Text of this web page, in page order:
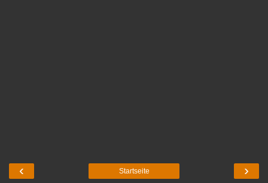
‹ ›
Startseite